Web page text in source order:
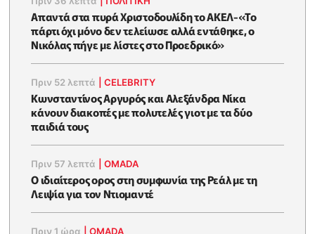
Απαντά στα πυρά Χριστοδουλίδη το ΑΚΕΛ-«Το
πάρτι όχι μόνο δεν τελείωσε αλλά εντάθηκε, ο
Νικόλας πήγε με λίστες στο Προεδρικό»
Πριν 52 λεπτά |CELEBRITY
Κωνσταντίνος Αργυρός και Αλεξάνδρα Νίκα
κάνουν διακοπές με πολυτελές γιοτ με τα δύο
παιδιά τους
Πριν 57 λεπτά |OMADA
Ο ιδιαίτερος ορος στη συμφωνία της Ρεάλ με τη
Λειψία για τον Ντιομαντέ
Πριν 1 ώρα |OMADA